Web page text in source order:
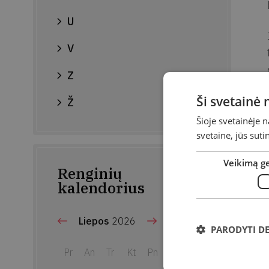
U
V
Z
Ž
Renginių
kalendorius
Liepos 2026
Pr An Tr Kt Pn
Ši svetainė
Šioje svetainėje
svetaine, jūs
Veikimą
PARODYTI